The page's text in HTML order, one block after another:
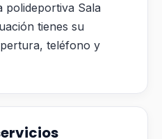
polideportiva Sala
tienes su
teléfono y